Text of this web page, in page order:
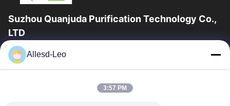
Suzhou Quanjuda Purification Technology Co.,
LTD
ประสบการณ์ 16 ปี ในฐานะผู้ผลิตและผู้ส่งออกผลิตภัณฑ์ ESD &
Cleanroom ชั้นนำ เราขอเสนออุปกรณ์และวัสดุสิ้นเปลือง ESD &
Allesd-Leo
3:57 PM